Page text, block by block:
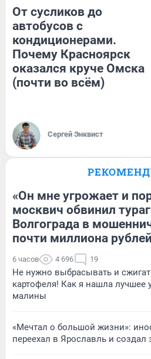
От сусликов до
автобусов с
кондиционерами.
Почему Красноярск
оказался круче Омска
(почти во всём)
Сергей Энквист
«Он мне угрожает и
москвич обвинил
Волгограда в
почти миллиона рублей
6 часов 4 696 19
Не нужно выбрасывать и
картофеля! Как я нашла лучшее
малины
«Мечтал о большой жизни»:
переехал в Ярославль и